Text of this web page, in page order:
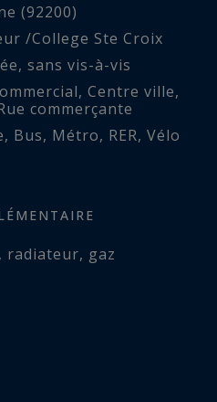
(92200)
/College Ste Croix
, sans vis-à-vis
, Centre ville,
commerçante
, Bus, Métro, RER, Vélo
, radiateur, gaz